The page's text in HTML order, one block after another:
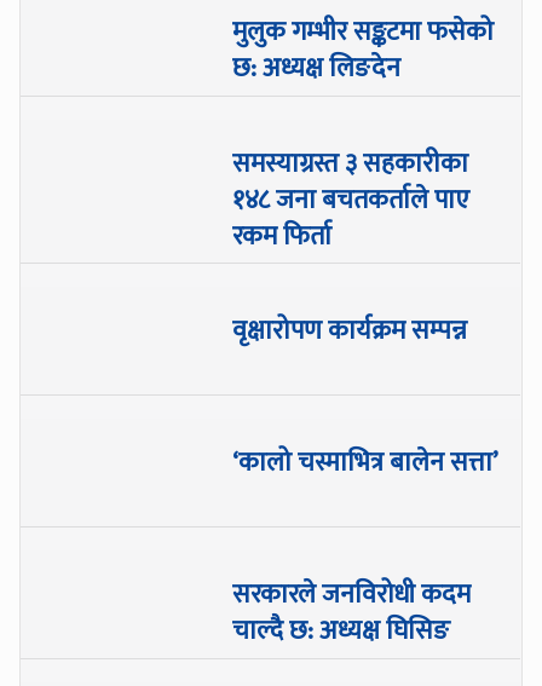
मुलुक गम्भीर सङ्कटमा फसेको
छ: अध्यक्ष लिङदेन
समस्याग्रस्त ३ सहकारीका
१४८ जना बचतकर्ताले पाए
रकम फिर्ता
वृक्षारोपण कार्यक्रम सम्पन्न
‘कालो चस्माभित्र बालेन सत्ता’
सरकारले जनविरोधी कदम
चाल्दै छ: अध्यक्ष घिसिङ